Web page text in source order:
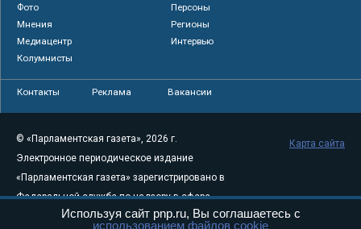
Фото
Персоны
Мнения
Регионы
Медиацентр
Интервью
Колумнисты
Контакты Реклама Вакансии
© «Парламентская газета», 2026 г.
Электронное периодическое издание
«Парламентская газета» зарегистрировано в
Федеральной службе по надзору в сфере
связи, информационных технологий и
Карта сайта
Используя сайт pnp.ru, Вы соглашаетесь с
использованием файлов cookie